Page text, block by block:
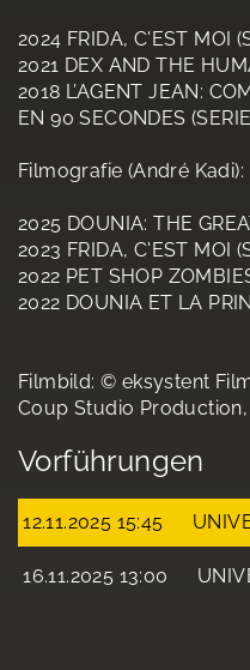
2024 FRIDA, C'EST MOI
2021 DEX AND THE
2018 L’AGENT JEAN:
EN 90 SECONDES
Filmografie (André Kadi):
2025 DOUNIA: THE
2023 FRIDA, C'EST MOI
2022 PET SHOP
2022 DOUNIA ET LA
Filmbild: © eksystent
Coup Studio Production,
Vorführungen
12.11.2025 15:45
16.11.2025 13:00